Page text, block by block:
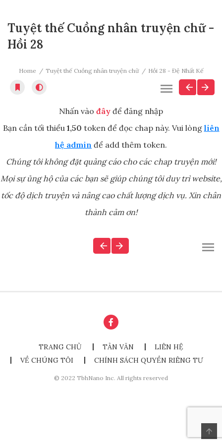
Tuyệt thế Cuồng nhân truyện chữ -
Hồi 28
Home Tuyệt thế Cuồng nhân truyện chữ Hồi 28 - Đệ Nhất Kế
Nhấn vào đây để đăng nhập
Bạn cần tối thiểu 1,50 token để đọc chap này. Vui lòng liên
hệ admin để add thêm token.
Chúng tôi không đặt quảng cáo cho các chap truyện mới!
Mọi sự ủng hộ của các bạn sẽ giúp chúng tôi duy trì website,
tốc độ dịch truyện và nâng cao chất lượng dịch vụ. Xin chân
thành cảm ơn!
TRANG CHỦ TẢN VĂN
LIÊN HỆ
VỀ CHÚNG TÔI
CHÍNH SÁCH QUYỀN RIÊNG TƯ
© 2022 TbhNano Inc. All rights reserved